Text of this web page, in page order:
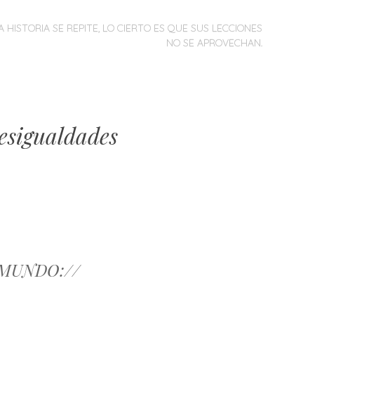
HISTORIA SE REPITE, LO CIERTO ES QUE SUS LECCIONES
NO SE APROVECHAN.